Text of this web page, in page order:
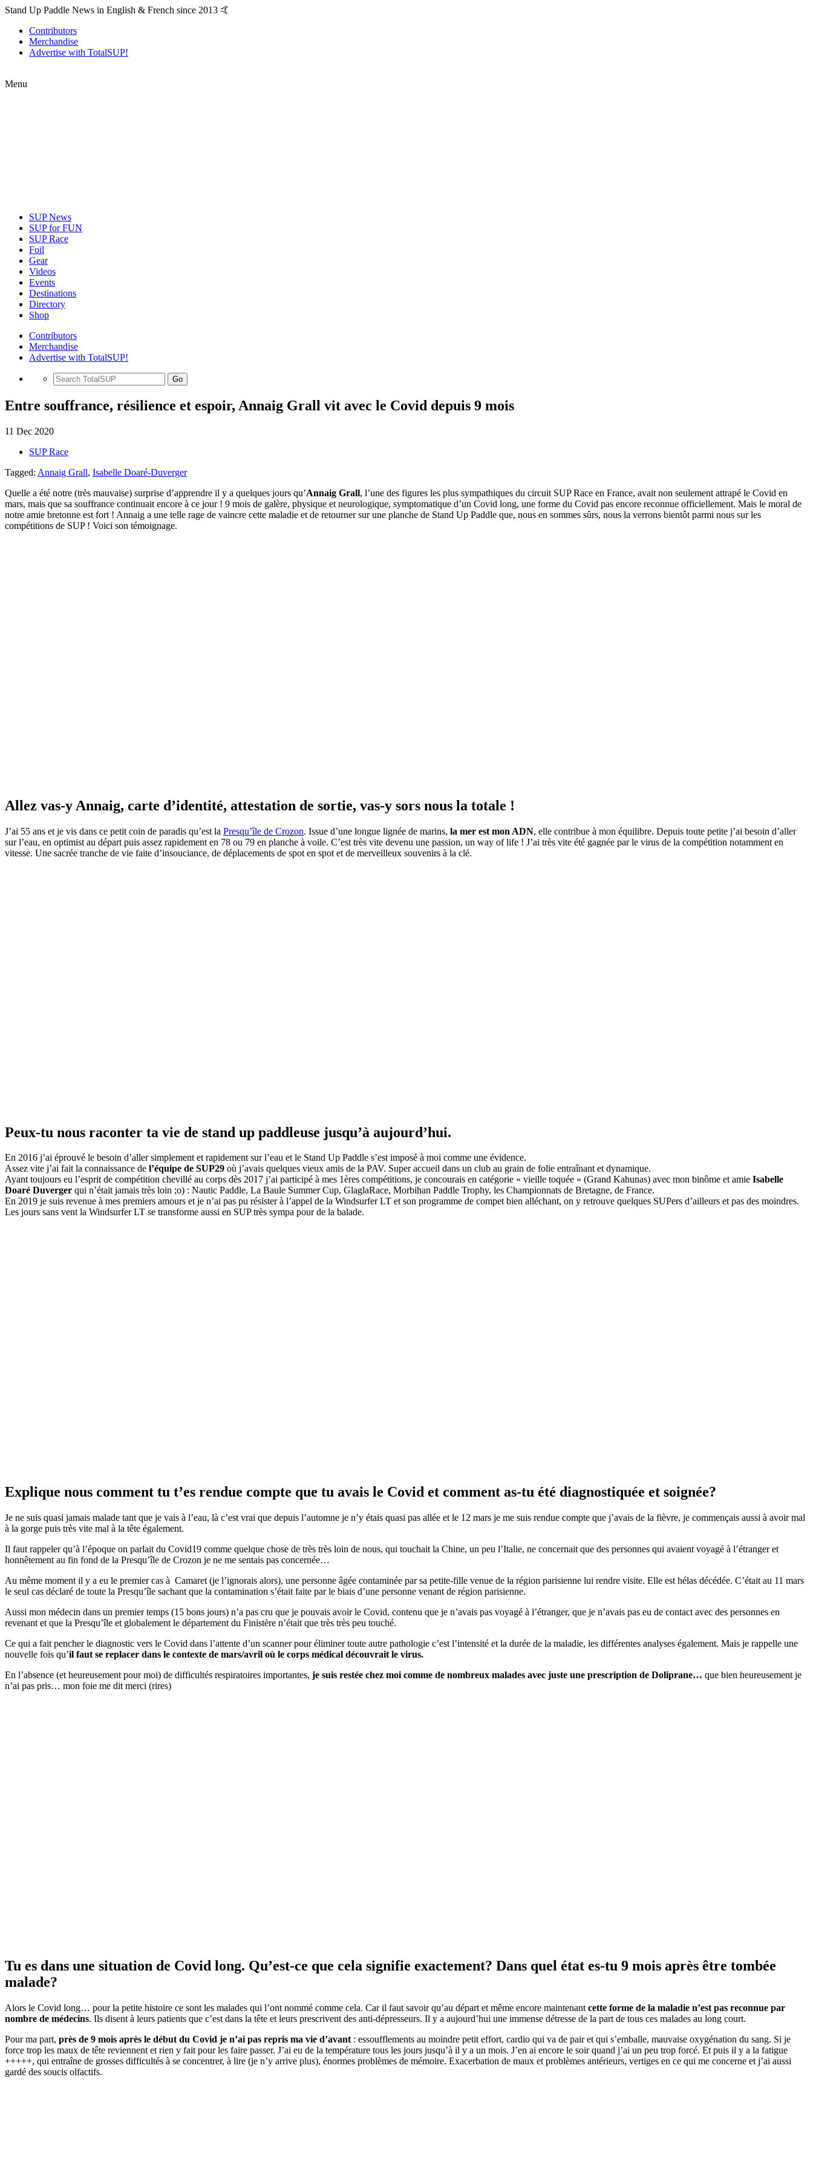
Stand Up Paddle News in English & French since 2013 🤙
Contributors
Merchandise
Advertise with TotalSUP!
Menu
SUP News
SUP for FUN
SUP Race
Foil
Gear
Videos
Events
Destinations
Directory
Shop
Contributors
Merchandise
Advertise with TotalSUP!
Go
Entre souffrance, résilience et espoir, Annaig Grall vit avec le Covid depuis 9 mois
11 Dec 2020
SUP Race
Tagged: Annaig Grall, Isabelle Doaré-Duverger
Quelle a été notre (très mauvaise) surprise d’apprendre il y a quelques jours qu’Annaig Grall, l’une des figures les plus sympathiques du circuit SUP Race en France, avait non seulement attrapé le Covid en
mars, mais que sa souffrance continuait encore à ce jour ! 9 mois de galère, physique et neurologique, symptomatique d’un Covid long, une forme du Covid pas encore reconnue officiellement. Mais le moral de
notre amie bretonne est fort ! Annaig a une telle rage de vaincre cette maladie et de retourner sur une planche de Stand Up Paddle que, nous en sommes sûrs, nous la verrons bientôt parmi nous sur les
compétitions de SUP ! Voici son témoignage.
Allez vas-y Annaig, carte d’identité, attestation de sortie, vas-y sors nous la totale !
J’ai 55 ans et je vis dans ce petit coin de paradis qu’est la Presqu’île de Crozon. Issue d’une longue lignée de marins, la mer est mon ADN, elle contribue à mon équilibre. Depuis toute petite j’ai besoin d’aller
sur l’eau, en optimist au départ puis assez rapidement en 78 ou 79 en planche à voile. C’est très vite devenu une passion, un way of life ! J’ai très vite été gagnée par le virus de la compétition notamment en
vitesse. Une sacrée tranche de vie faite d’insouciance, de déplacements de spot en spot et de merveilleux souvenirs à la clé.
Peux-tu nous raconter ta vie de stand up paddleuse jusqu’à aujourd’hui.
En 2016 j’ai éprouvé le besoin d’aller simplement et rapidement sur l’eau et le Stand Up Paddle s’est imposé à moi comme une évidence.
Assez vite j’ai fait la connaissance de l’équipe de SUP29 où j’avais quelques vieux amis de la PAV. Super accueil dans un club au grain de folie entraînant et dynamique.
Ayant toujours eu l’esprit de compétition chevillé au corps dès 2017 j’ai participé à mes 1ères compétitions, je concourais en catégorie « vieille toquée » (Grand Kahunas) avec mon binôme et amie Isabelle
Doaré Duverger qui n’était jamais très loin ;o) : Nautic Paddle, La Baule Summer Cup, GlaglaRace, Morbihan Paddle Trophy, les Championnats de Bretagne, de France.
En 2019 je suis revenue à mes premiers amours et je n’ai pas pu résister à l’appel de la Windsurfer LT et son programme de compet bien alléchant, on y retrouve quelques SUPers d’ailleurs et pas des moindres.
Les jours sans vent la Windsurfer LT se transforme aussi en SUP très sympa pour de la balade.
Explique nous comment tu t’es rendue compte que tu avais le Covid et comment as-tu été diagnostiquée et soignée?
Je ne suis quasi jamais malade tant que je vais à l’eau, là c’est vrai que depuis l’automne je n’y étais quasi pas allée et le 12 mars je me suis rendue compte que j’avais de la fièvre, je commençais aussi à avoir mal
à la gorge puis très vite mal à la tête également.
Il faut rappeler qu’à l’époque on parlait du Covid19 comme quelque chose de très très loin de nous, qui touchait la Chine, un peu l’Italie, ne concernait que des personnes qui avaient voyagé à l’étranger et
honnêtement au fin fond de la Presqu’île de Crozon je ne me sentais pas concernée…
Au même moment il y a eu le premier cas à Camaret (je l’ignorais alors), une personne âgée contaminée par sa petite-fille venue de la région parisienne lui rendre visite. Elle est hélas décédée. C’était au 11 mars
le seul cas déclaré de toute la Presqu’île sachant que la contamination s’était faite par le biais d’une personne venant de région parisienne.
Aussi mon médecin dans un premier temps (15 bons jours) n’a pas cru que je pouvais avoir le Covid, contenu que je n’avais pas voyagé à l’étranger, que je n’avais pas eu de contact avec des personnes en
revenant et que la Presqu’île et globalement le département du Finistère n’était que très très peu touché.
Ce qui a fait pencher le diagnostic vers le Covid dans l’attente d’un scanner pour éliminer toute autre pathologie c’est l’intensité et la durée de la maladie, les différentes analyses également. Mais je rappelle une
nouvelle fois qu’il faut se replacer dans le contexte de mars/avril où le corps médical découvrait le virus.
En l’absence (et heureusement pour moi) de difficultés respiratoires importantes, je suis restée chez moi comme de nombreux malades avec juste une prescription de Doliprane… que bien heureusement je
n’ai pas pris… mon foie me dit merci (rires)
Tu es dans une situation de Covid long. Qu’est-ce que cela signifie exactement? Dans quel état es-tu 9 mois après être tombée
malade?
Alors le Covid long… pour la petite histoire ce sont les malades qui l’ont nommé comme cela. Car il faut savoir qu’au départ et même encore maintenant cette forme de la maladie n’est pas reconnue par
nombre de médecins. Ils disent à leurs patients que c’est dans la tête et leurs prescrivent des anti-dépresseurs. Il y a aujourd’hui une immense détresse de la part de tous ces malades au long court.
Pour ma part, près de 9 mois après le début du Covid je n’ai pas repris ma vie d’avant : essoufflements au moindre petit effort, cardio qui va de pair et qui s’emballe, mauvaise oxygénation du sang. Si je
force trop les maux de tête reviennent et rien y fait pour les faire passer. J’ai eu de la température tous les jours jusqu’à il y a un mois. J’en ai encore le soir quand j’ai un peu trop forcé. Et puis il y a la fatigue
+++++, qui entraîne de grosses difficultés à se concentrer, à lire (je n’y arrive plus), énormes problèmes de mémoire. Exacerbation de maux et problèmes antérieurs, vertiges en ce qui me concerne et j’ai aussi
gardé des soucis olfactifs.